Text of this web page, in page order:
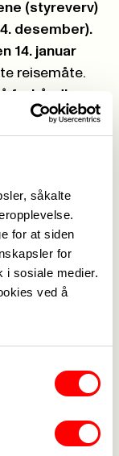
såkalte
for at siden
for
i sosiale medier.
ved å
(styreverv)
desember).
14. januar
reisemåte.
forhånd!
av
for de
ikke har
når
vi tilbake til